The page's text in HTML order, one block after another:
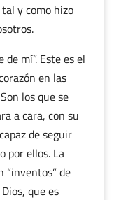
y como hizo
de mí”. Este es el
en las
los que se
a cara, con su
de seguir
por ellos. La
“inventos” de
que es